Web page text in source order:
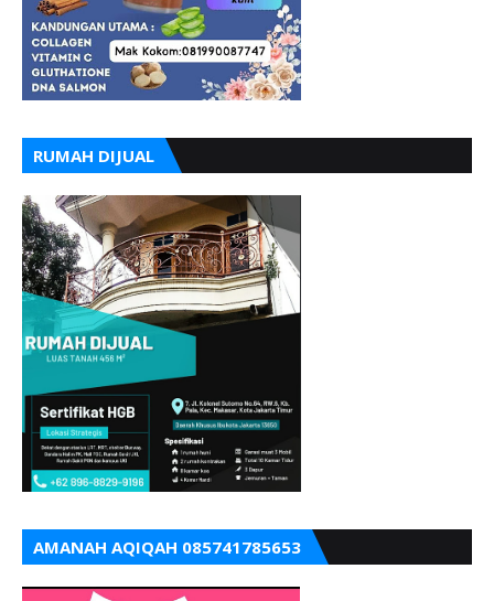
RUMAH DIJUAL
AMANAH AQIQAH 085741785653